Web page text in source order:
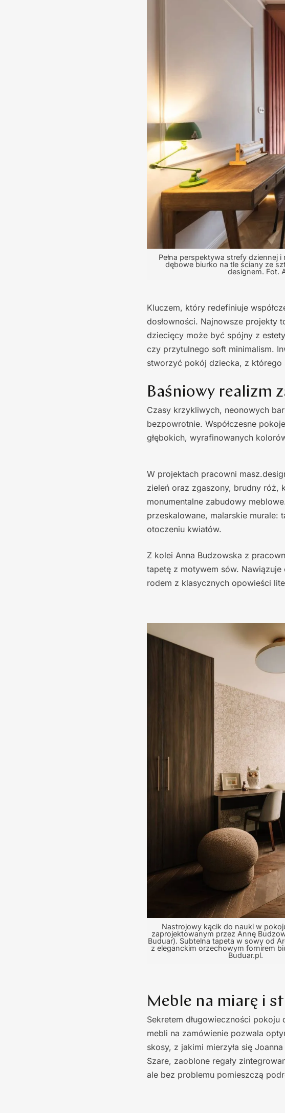
Pełna perspektywa strefy dziennej
dębowe biurko na tle ściany ze
designem. Fot.
Kluczem, który redefiniuje
dosłowności. Najnowsze projekty
dziecięcy może być spójny z
czy przytulnego soft minimalism.
stworzyć pokój dziecka, z którego
Baśniowy realizm
Czasy krzykliwych, neonowych
bezpowrotnie. Współczesne
głębokich, wyrafinowanych
W projektach pracowni
zieleń oraz zgaszony, brudny róż,
monumentalne zabudowy
przeskalowane, malarskie
otoczeniu kwiatów.
Z kolei Anna Budzowska z
tapetę z motywem sów.
rodem z klasycznych opowieści
Nastrojowy kącik do nauki w
zaprojektowanym przez Annę
Buduar). Subtelna tapeta w sowy od
z eleganckim orzechowym fornirem
Buduar.pl.
Meble na miarę i
Sekretem długowieczności
mebli na zamówienie pozwala
skosy, z jakimi mierzyła się
Szare, zaoblone regały
ale bez problemu pomieszczą